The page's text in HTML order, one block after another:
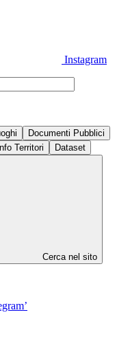
Instagram
Documenti Pubblici
Info Territori Dataset
Cerca nel sito